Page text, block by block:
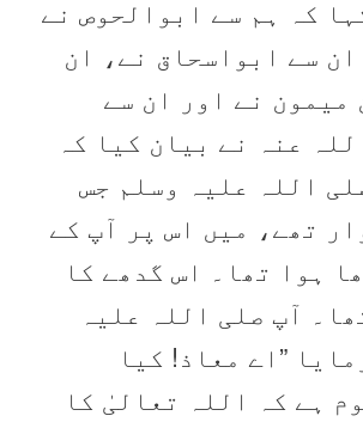
کہ ہم سے ابوالحوص نے
ان سے ابواسحاق نے، ان
میمون نے اور ان سے
عنہ نے بیان کیا کہ
اللہ علیہ وسلم جس
تھے، میں اس پر آپ کے
ہوا تھا۔ اس گدھے کا
آپ صلی اللہ علیہ
”اے معاذ! کیا
ہے کہ اللہ تعالیٰ کا